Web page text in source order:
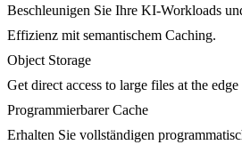
Beschleunigen Sie Ihre KI-Workloads
Effizienz mit semantischem Caching.
Object Storage
Get direct access to large files at the
Programmierbarer Cache
Erhalten Sie vollständigen